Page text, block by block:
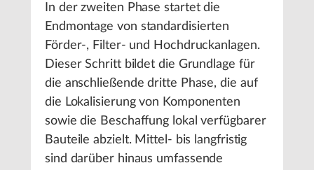
In der zweiten Phase startet die
Endmontage von standardisierten
Förder-, Filter- und Hochdruckanlagen.
Dieser Schritt bildet die Grundlage für
die anschließende dritte Phase, die auf
die Lokalisierung von Komponenten
sowie die Beschaffung lokal verfügbarer
Bauteile abzielt. Mittel- bis langfristig
sind darüber hinaus umfassende